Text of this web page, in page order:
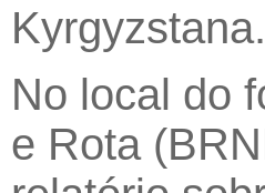
Kyrgyzstana.
No local do
e Rota